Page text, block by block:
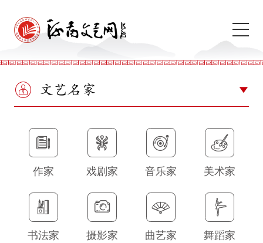
文艺名家
作家 戏剧家 音乐家 美术家
书法家 摄影家 曲艺家 舞蹈家